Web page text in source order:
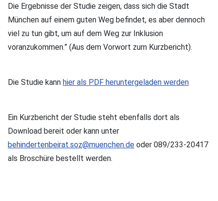
Die Ergebnisse der Studie zeigen, dass sich die Stadt
München auf einem guten Weg befindet, es aber dennoch
viel zu tun gibt, um auf dem Weg zur Inklusion
voranzukommen.” (Aus dem Vorwort zum Kurzbericht).
Die Studie kann hier als PDF heruntergeladen werden
Ein Kurzbericht der Studie steht ebenfalls dort als
Download bereit oder kann unter
behindertenbeirat.soz@muenchen.de oder 089/233-20417
als Broschüre bestellt werden.